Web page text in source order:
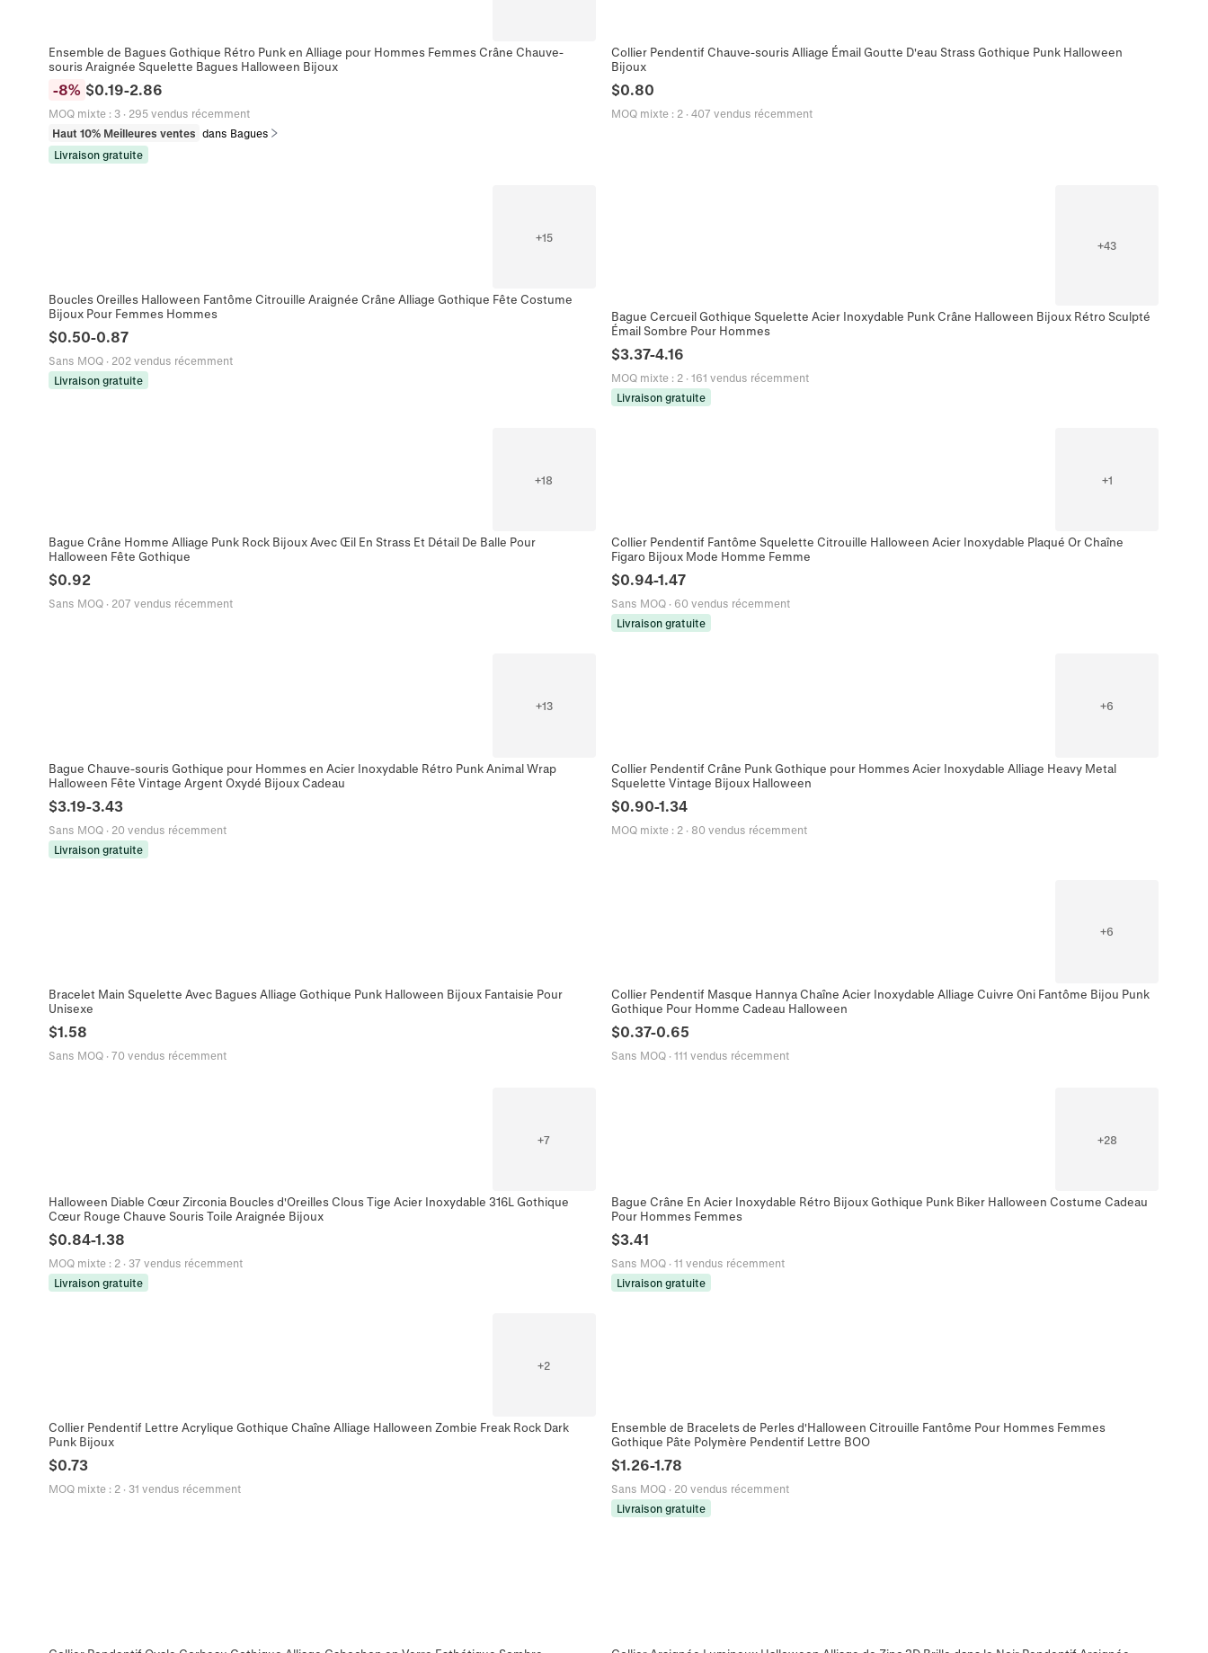
Ensemble de Bagues Gothique Rétro Punk en Alliage pour Hommes Femmes Crâne Chauve-
souris Araignée Squelette Bagues Halloween Bijoux
-8% $0.19-2.86
MOQ mixte: 3· 295 vendus récemment
Haut 10% Meilleures ventes dans Bagues
Livraison gratuite
Collier Pendentif Chauve-souris Alliage Émail Goutte D'eau Strass Gothique Punk Halloween
Bijoux
$0.80
MOQ mixte : 2 · 407 vendus récemment
+15
Boucles Oreilles Halloween Fantôme Citrouille Araignée Crâne Alliage Gothique Fête Costume
Bijoux Pour Femmes Hommes
$0.50-0.87
Sans MOQ· 202 vendus récemment
Livraison gratuite
+43
Bague Cercueil Gothique Squelette Acier Inoxydable Punk Crâne Halloween Bijoux Rétro Sculpté
Émail Sombre Pour Hommes
$3.37-4.16
MOQ mixte : 2 · 161 vendus récemment
Livraison gratuite
+18
Bague Crâne Homme Alliage Punk Rock Bijoux Avec Œil En Strass Et Détail De Balle Pour
Halloween Fête Gothique
$0.92
Sans MOQ· 207 vendus récemment
+1
Collier Pendentif Fantôme Squelette Citrouille Halloween Acier Inoxydable Plaqué Or Chaîne
Figaro Bijoux Mode Homme Femme
$0.94-1.47
Sans MOQ · 60 vendus récemment
Livraison gratuite
+13
Bague Chauve-souris Gothique pour Hommes en Acier Inoxydable Rétro Punk Animal Wrap
Halloween Fête Vintage Argent Oxydé Bijoux Cadeau
$3.19-3.43
Sans MOQ· 20 vendus récemment
Livraison gratuite
+6
Collier Pendentif Crâne Punk Gothique pour Hommes Acier Inoxydable Alliage Heavy Metal
Squelette Vintage Bijoux Halloween
$0.90-1.34
MOQ mixte : 2 · 80 vendus récemment
Bracelet Main Squelette Avec Bagues Alliage Gothique Punk Halloween Bijoux Fantaisie Pour
Unisexe
$1.58
Sans MOQ· 70 vendus récemment
+6
Collier Pendentif Masque Hannya Chaîne Acier Inoxydable Alliage Cuivre Oni Fantôme Bijou Punk
Gothique Pour Homme Cadeau Halloween
$0.37-0.65
Sans MOQ · 111 vendus récemment
+7
Halloween Diable Cœur Zirconia Boucles d'Oreilles Clous Tige Acier Inoxydable 316L Gothique
Cœur Rouge Chauve Souris Toile Araignée Bijoux
$0.84-1.38
MOQ mixte: 2· 37 vendus récemment
Livraison gratuite
+28
Bague Crâne En Acier Inoxydable Rétro Bijoux Gothique Punk Biker Halloween Costume Cadeau
Pour Hommes Femmes
$3.41
Sans MOQ · 11 vendus récemment
Livraison gratuite
+2
Collier Pendentif Lettre Acrylique Gothique Chaîne Alliage Halloween Zombie Freak Rock Dark
Punk Bijoux
$0.73
MOQ mixte: 2· 31 vendus récemment
Ensemble de Bracelets de Perles d'Halloween Citrouille Fantôme Pour Hommes Femmes
Gothique Pâte Polymère Pendentif Lettre BOO
$1.26-1.78
Sans MOQ · 20 vendus récemment
Livraison gratuite